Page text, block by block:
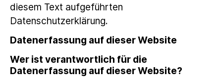
diesem Text aufgeführten
Datenschutzerklärung.
Datenerfassung auf dieser Website
Wer ist verantwortlich für die
Datenerfassung auf dieser Website?